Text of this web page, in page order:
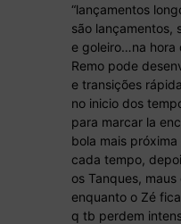
“lançamentos
são lançamentos,
e goleiro…na hora
Remo pode
e transições
no inicio dos
para marcar la
bola mais
cada tempo,
os Tanques,
enquanto o Zé
q tb perdem